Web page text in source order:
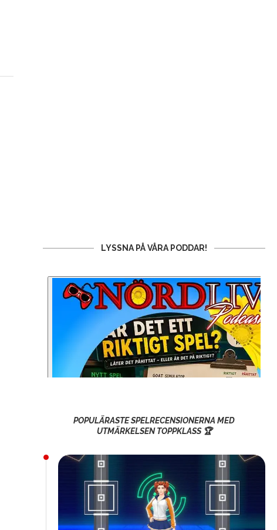
LYSSNA PÅ VÅRA PODDAR!
POPULÄRASTE SPELRECENSIONERNA MED
UTMÄRKELSEN TOPPKLASS 🏆